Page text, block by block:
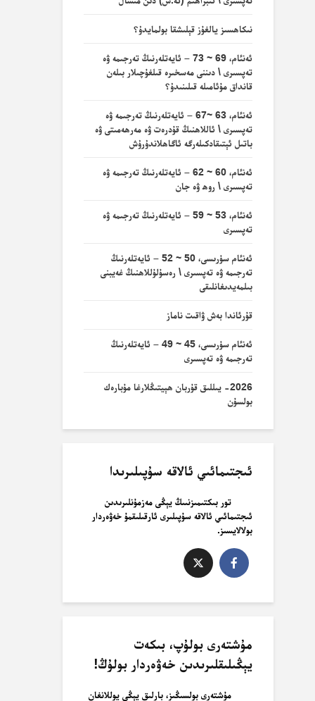
نىكاھسىز يالغۇز قېلىشقا بولمايدۇ؟
ئەنئام، 69 ~ 73 – ئايەتلەرنىڭ تەرجىمە ۋە
تەپسىرى \ دىننى مەسخىرە قىلغۇچىلار بىلەن
قانداق مۇئامىلە قىلىنىدۇ؟
ئەنئام، 63 ~67 – ئايەتلەرنىڭ تەرجىمە ۋە
تەپسىرى \ ئاللاھنىڭ قۇدرەت ۋە مەرھەمىتى ۋە
باتىل ئېتىقادكىلەرگە ئاگاھلاندۇرۇش
ئەنئام، 60 ~ 62 – ئايەتلەرنىڭ تەرجىمە ۋە
تەپسىرى \ روھ ۋە جان
ئەنئام، 53 ~ 59 – ئايەتلەرنىڭ تەرجىمە ۋە
تەپسىرى
ئەنئام سۈرىسى، 50 ~ 52 – ئايەتلەرنىڭ
تەرجىمە ۋە تەپسىرى \ رەسۇلۇللاھنىڭ غەيبنى
بىلمەيدىغانلىقى
قۇرئاندا بەش ۋاقىت ناماز
ئەنئام سۈرىسى، 45 ~ 49 – ئايەتلەرنىڭ
تەرجىمە ۋە تەپسىرى
2026- يىللىق قۇربان ھېيتىڭلارغا مۇبارەك
بولسۇن
ئىجتىمائىي ئالاقە سۇپىلىرىدا
تور بىكتىمىزنىىڭ يېڭى مەزمۇنلىرىدىن
ئىجتىمائىي ئالاقە سۇپىلىرى ئارقىلىقمۇ خەۋەردار
بولالايسىز.
مۇشتەرى بولۇپ، بىكەت
يېڭىلىقلىرىدىن خەۋەردار بولۇڭ!
مۇشتەرى بولسىڭىز، بارلىق يېڭى يوللانغان